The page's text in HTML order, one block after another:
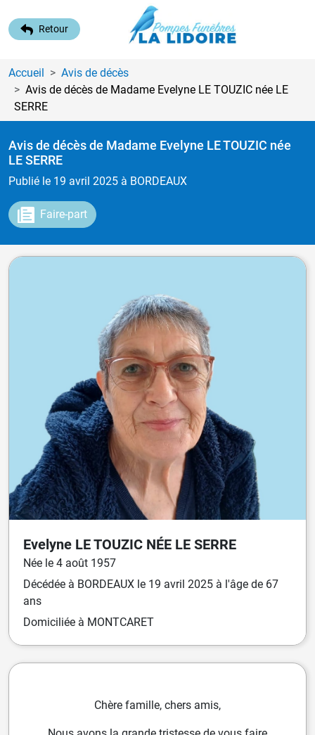
Retour
Accueil
Avis de décès
Avis de décès de Madame Evelyne LE TOUZIC née LE
SERRE
Avis de décès de Madame Evelyne LE TOUZIC née
LE SERRE
Publié le 19 avril 2025 à BORDEAUX
Faire-part
Evelyne LE TOUZIC NÉE LE SERRE
Née le 4 août 1957
Décédée à BORDEAUX le 19 avril 2025 à l'âge de 67
ans
Domiciliée à MONTCARET
Chère famille, chers amis,